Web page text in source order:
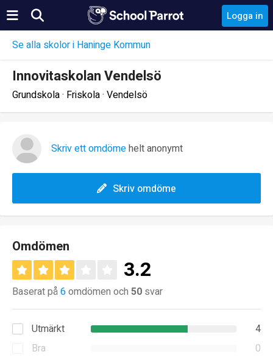
Logga in
Se alla skolor i Haninge Kommun
Innovitaskolan Vendelsö
Grundskola · Friskola · Vendelsö
Skriv ett omdömehelt anonymt
Skriv omdöme
Omdömen
3.2
Baserat på6omdömen och 50 svar
Utmärkt
4
Bra
0